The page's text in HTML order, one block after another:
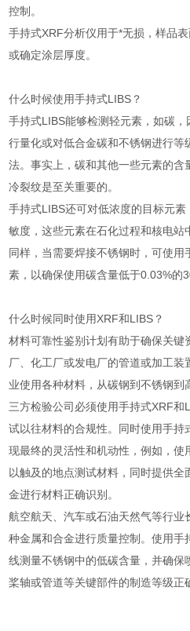
控制。
手持式XRF分析仪用于*无损，样品
或确定涂层厚度。
什么时候使用手持式LIBS？
手持式LIBS能够检测轻元素，如碳
行量化或对低合金碳和不锈钢进行等
法。事实上，碳和其他一些元素的
冷裂纹是至关重要的。
手持式LIBS还可对低浓度的目标元
敏度，这些元素在石化过程和核电站
同样，当需要焊接不锈钢时，可使
素，以确保使用碳含量低于0.03%的
什么时候同时使用XRF和LIBS？
材料可靠性鉴别计划有助于确保关键
厂、化工厂或发电厂的管道或加工
业使用各种材料，从碳钢到不锈钢
三方检验公司必须使用手持式XRF和
试以往材料的合规性。同时使用手持
现最终的灵活性和机动性，例如，
以触及的地点测试材料，同时提供
金进行材料正确识别。
航空航天、汽车或石油天然气等行业
种金属和合金进行质量控制。使用
线测量不锈钢中的低碳含量，并确保
桨轴或管道等关键部件的制造等级正